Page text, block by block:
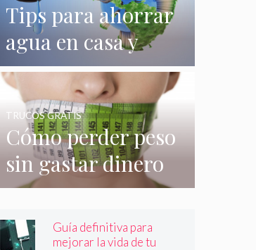
Tips para ahorrar
agua en casa y
gastar menos en
su consumo
Cómo perder peso
sin gastar dinero
e incluso sin
hacer nada
TRUCOS GRATIS
Guía definitiva para
mejorar la vida de tu